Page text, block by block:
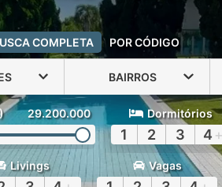
COMPLETA POR CÓDIGO
BAIRROS
29.200.000 Dormitórios
1 2 3 4 +
Livings Vagas